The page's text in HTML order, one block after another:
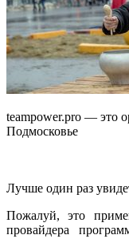
teampower.pro — это
Подмосковье
Лучше один раз
Пожалуй, это
провайдера